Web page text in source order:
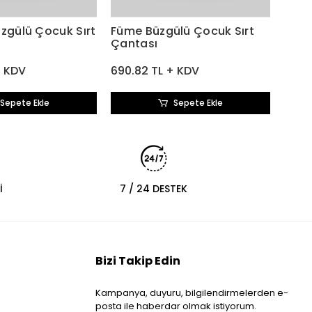
Çocuk Sırt
Sepete Ekle
Füme Büzgülü Çocuk Sırt
Çantası
690.82 TL + KDV
Sepete Ekle
7 / 24 DESTEK
Bizi Takip Edin
Kampanya, duyuru, bilgilendirmelerden e-
posta ile haberdar olmak istiyorum.